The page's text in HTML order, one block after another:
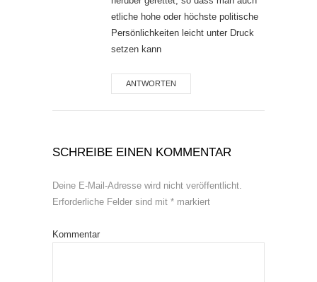
etliche hohe oder höchste politische
Persönlichkeiten leicht unter Druck
setzen kann
ANTWORTEN
SCHREIBE EINEN KOMMENTAR
Deine E-Mail-Adresse wird nicht veröffentlicht.
Erforderliche Felder sind mit * markiert
Kommentar